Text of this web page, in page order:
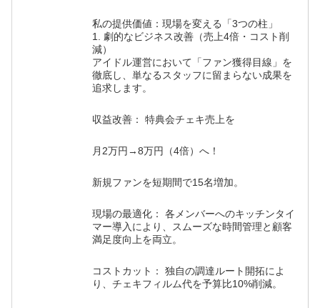
私の提供価値：現場を変える「3つの柱」
1. 劇的なビジネス改善（売上4倍・コスト削
減）
アイドル運営において「ファン獲得目線」を
徹底し、単なるスタッフに留まらない成果を
追求します。
収益改善： 特典会チェキ売上を
月2万円→8万円（4倍）へ！
新規ファンを短期間で15名増加。
現場の最適化： 各メンバーへのキッチンタイ
マー導入により、スムーズな時間管理と顧客
満足度向上を両立。
コストカット： 独自の調達ルート開拓によ
り、チェキフィルム代を予算比10%削減。